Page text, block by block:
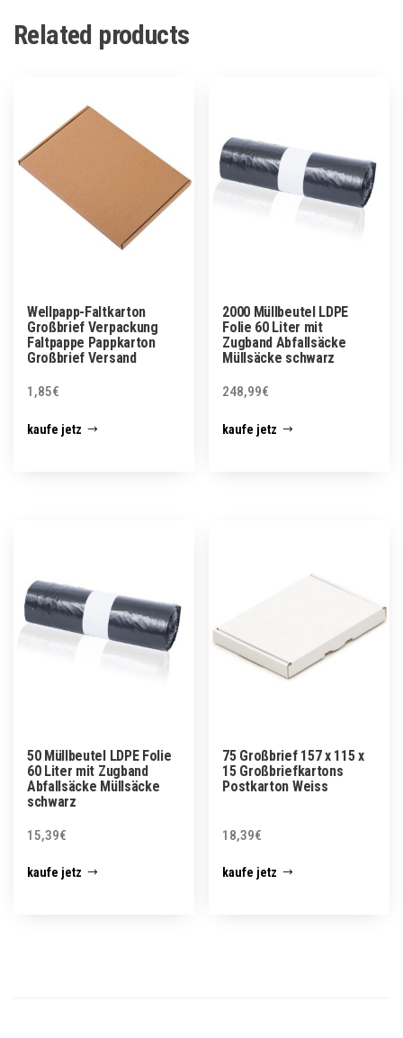
Related products
Wellpapp-Faltkarton
Großbrief Verpackung
Faltpappe Pappkarton
Großbrief Versand
1,85€
kaufe jetz
2000 Müllbeutel LDPE
Folie 60 Liter mit
Zugband Abfallsäcke
Müllsäcke schwarz
248,99€
kaufe jetz
50 Müllbeutel LDPE Folie
60 Liter mit Zugband
Abfallsäcke Müllsäcke
schwarz
15,39€
kaufe jetz
75 Großbrief 157 x 115 x
15 Großbriefkartons
Postkarton Weiss
18,39€
kaufe jetz